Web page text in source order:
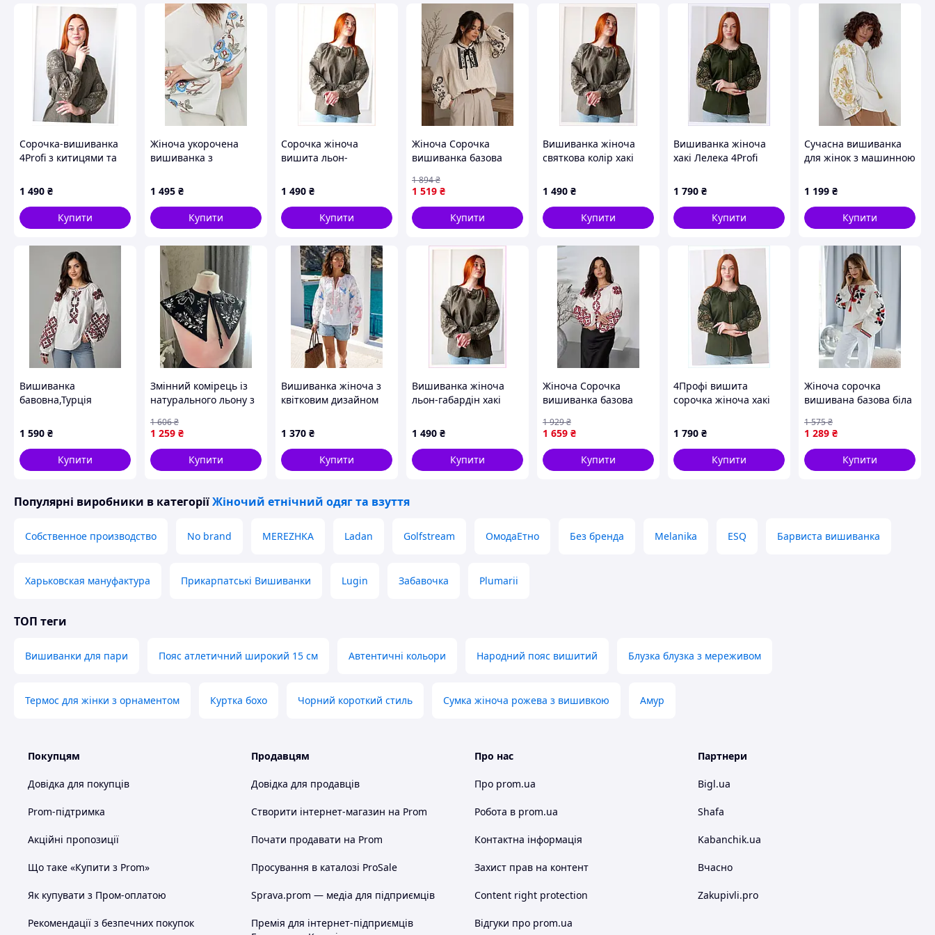
42-44(S)
80 - 88 см
66 см
68 см
92 - 96 см
71 см
50-52(XL)
100 - 104 см
73 см
54(XXL)
104 - 110 см
76 см
56-58(XXXL)
110 - 116 см
79 см
Сорочка-вишиванка
4Profi з китицями та
T861386T4M
1 490 ₴
Купити
Жіноча укорочена
вишиванка з
молочна з синіми
квітами гладдю
1 495 ₴
Купити
Сорочка жіноча
вишита льон-
розмір, 86138X65X
1 490 ₴
Купити
Жіноча Сорочка
вишиванка базова
чорною вишивкою та
широкими рукавами
Shopingo
1 519 ₴
1 894₴
Купити
Вишиванка жіноча
святкова колір хакі
1 490 ₴
Купити
Вишиванка жіноча
хакі Лелека 4Profi
1 790 ₴
Купити
Сучасна вишиванка
для жінок з машинною
1 199 ₴
Купити
Вишиванка
бавовна,Турція
1 590 ₴
Купити
Змінний комірець із
натурального льону з
1 259 ₴
1 606₴
Купити
Вишиванка жіноча з
квітковим дизайном
образу
1 370 ₴
Купити
Вишиванка жіноча
льон-габардін хакі
C861K3863
1 490 ₴
Купити
Жіноча Сорочка
вишиванка базова
широкими рукавами
та червоною
вишивкою Денвер
1 659 ₴
1 929₴
Купити
4Профі вишита
сорочка жіноча хакі
1 790 ₴
Купити
Жіноча сорочка
вишивана базова біла
DBUY
1 289 ₴
1 575₴
Купити
Популярні виробники в категоріїЖіночий етнічний одяг та взуття
Собственное производство No brand MEREZHKA Ladan Golfstream ОмодаЕтно Без бренда Melanika ESQ Барвиста вишиванка
Харьковская мануфактура Прикарпатські Вишиванки Lugin Забавочка Plumarii
ТОП теги
Вишиванки для пари Пояс атлетичний широкий 15 см Автентичні кольори Народний пояс вишитий Блузка блузка з мереживом
Термос для жінки з орнаментом Куртка бохо Чорний короткий стиль Сумка жіноча рожева з вишивкою Амур
Покупцям
Довідка для покупців
Prom-підтримка
Акційні пропозиції
Що таке «Купити з Prom»
Як купувати з Пром-оплатою
Рекомендації з безпечних покупок
Продавцям
Довідка для продавців
Створити інтернет-магазин на Prom
Почати продавати на Prom
Просування в каталозі ProSale
Sprava.prom — медіа для підприємців
Премія для інтернет-підприємців
Про нас
Про prom.ua
Робота в prom.ua
Контактна інформація
Захист прав на контент
Content right protection
Відгуки про prom.ua
Партнери
Bigl.ua
Shafa
Kabanchik.ua
Вчасно
Zakupivli.pro